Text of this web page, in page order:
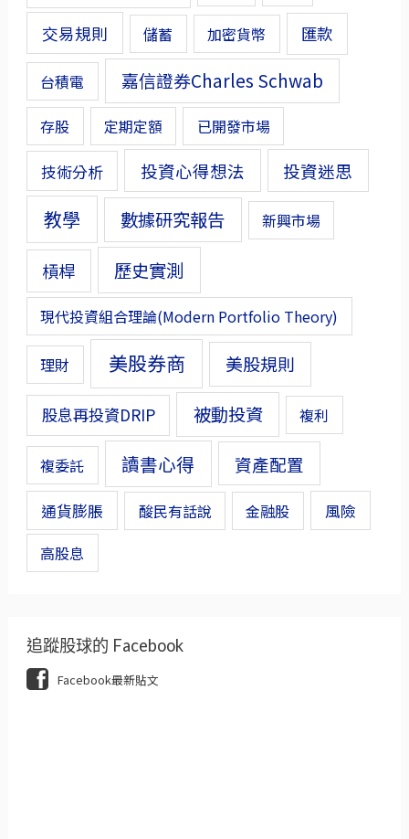
交易規則 儲蓄 加密貨幣 匯款
台積電 嘉信證券Charles Schwab
存股 定期定額 已開發市場
技術分析 投資心得想法 投資迷思
教學 數據研究報告 新興市場
槓桿 歷史實測
現代投資組合理論(Modern Portfolio Theory)
理財 美股券商 美股規則
股息再投資DRIP 被動投資 複利
複委託 讀書心得 資產配置
通貨膨脹 酸民有話說 金融股 風險
高股息
追蹤股球的 Facebook
Facebook最新貼文